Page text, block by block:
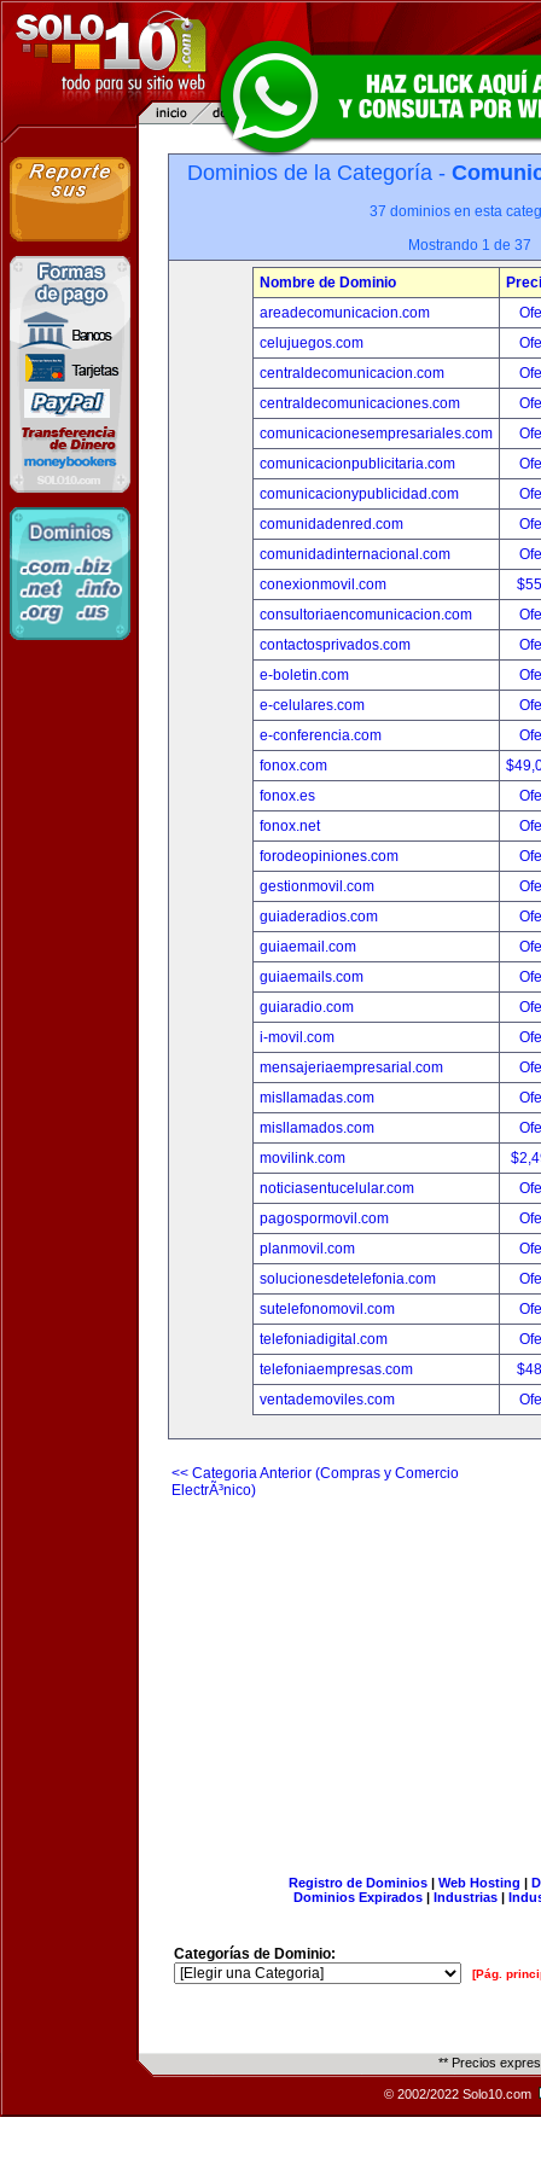
Dominios de la Categoría -
37 dominios en esta
Mostrando 1 de 37
Nombre de Dominio
areadecomunicacion.com
celujuegos.com
centraldecomunicacion.com
centraldecomunicaciones.com
comunicacionesempresariales.com
comunicacionpublicitaria.com
comunicacionypublicidad.com
comunidadenred.com
comunidadinternacional.com
conexionmovil.com
consultoriaencomunicacion.com
contactosprivados.com
e-boletin.com
e-celulares.com
e-conferencia.com
fonox.com
fonox.es
fonox.net
forodeopiniones.com
gestionmovil.com
guiaderadios.com
guiaemail.com
guiaemails.com
guiaradio.com
i-movil.com
mensajeriaempresarial.com
misllamadas.com
misllamados.com
movilink.com
noticiasentucelular.com
pagospormovil.com
planmovil.com
solucionesdetelefonia.com
sutelefonomovil.com
telefoniadigital.com
telefoniaempresas.com
ventademoviles.com
<< Categoria Anterior (Compras y Comercio
ElectrÃ³nico)
Registro de Dominios| Web Hosting |
Dominios Expirados | Industrias |
Categorías de Dominio:
[Pág.
** Precios
© 2002/2022 Solo10.com